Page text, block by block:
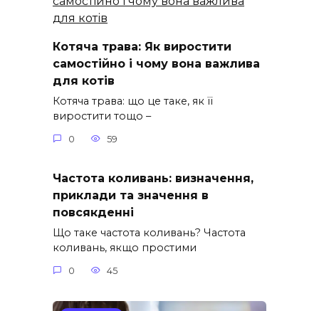
Котяча трава: Як виростити
самостійно і чому вона важлива
для котів
Котяча трава: що це таке, як її
виростити тощо –
0 59
Частота коливань: визначення,
приклади та значення в
повсякденні
Що таке частота коливань? Частота
коливань, якщо простими
0 45